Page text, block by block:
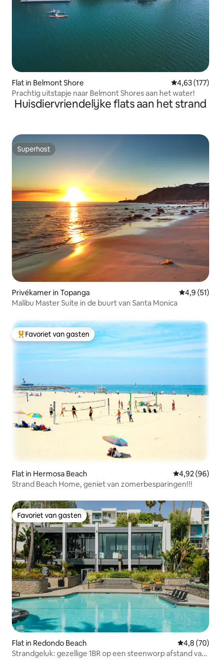
Flat in Belmont Shore Gemiddelde
4,63 (177)
Prachtig uitstapje naar Belmont Shores aan het water!
Huisdiervriendelijke flats aan het strand
Superhost
Superhost
Privékamer in Topanga
4,9 (51)
Malibu Master Suite in de buurt van Santa Monica
Topfavoriet van gasten
Favoriet van gasten
Flat in Hermosa Beach Gemiddelde
4,92 (96)
Strand Beach Home, geniet van zomerbesparingen!!!
Favoriet van gasten
Favoriet van gasten
Flat in Redondo Beach Gemiddelde
4,8 (70)
Strandgeluk: gezellige 1BR op een steenworp afstand van